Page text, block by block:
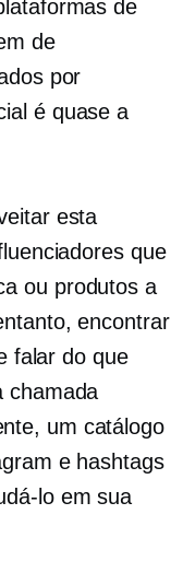
de
de
por
é quase a
esta
que
ou produtos a
encontrar
falar do que
chamada
um catálogo
e hashtags
lo em sua